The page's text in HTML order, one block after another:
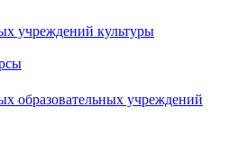
учреждений культуры
образовательных учреждений